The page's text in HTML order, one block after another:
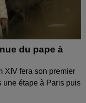
du pape à
XIV fera son premier
une étape à Paris puis